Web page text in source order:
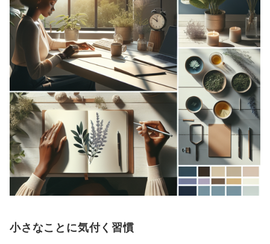
小さなことに気付く習慣